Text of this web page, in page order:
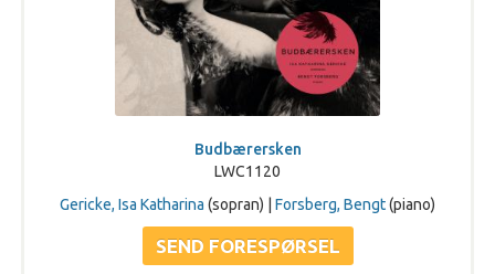
Budbærersken
LWC1120
Gericke, Isa Katharina (sopran) | Forsberg, Bengt(piano)